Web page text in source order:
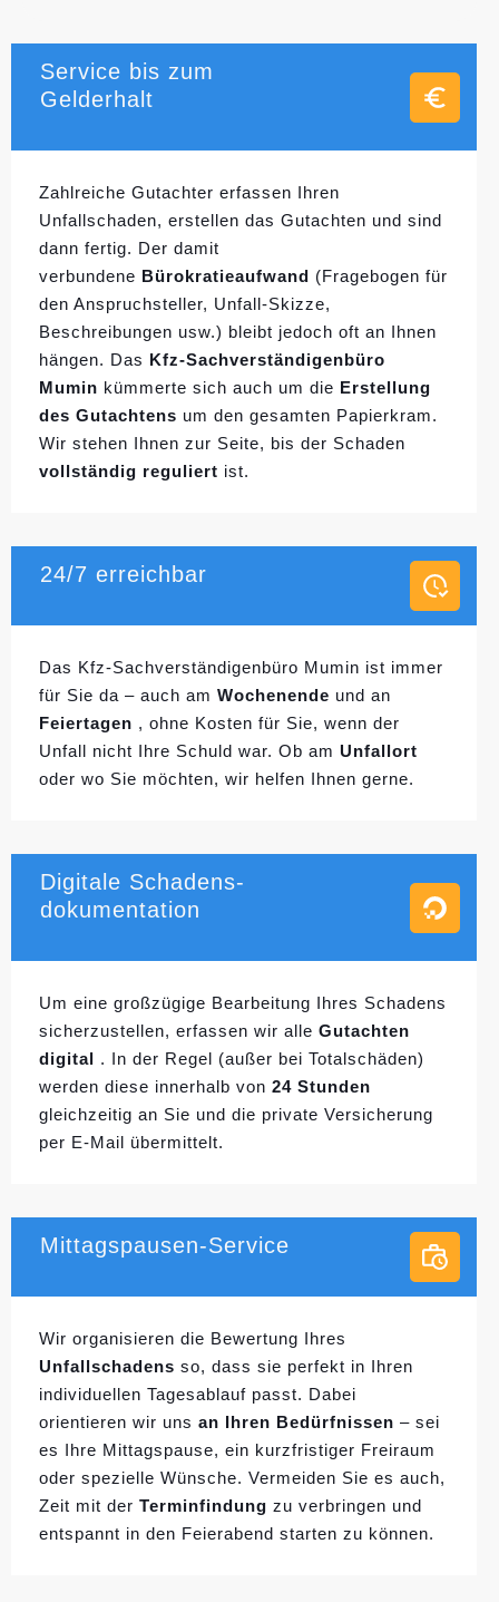
Service bis zum
Gelderhalt
Zahlreiche Gutachter erfassen Ihren
Unfallschaden, erstellen das Gutachten und sind
dann fertig. Der damit
verbundene Bürokratieaufwand (Fragebogen für
den Anspruchsteller, Unfall-Skizze,
Beschreibungen usw.) bleibt jedoch oft an Ihnen
hängen. Das Kfz-Sachverständigenbüro
Mumin kümmerte sich auch um die Erstellung
des Gutachtens um den gesamten Papierkram.
Wir stehen Ihnen zur Seite, bis der Schaden
vollständig reguliert ist.
24/7 erreichbar
Das Kfz-Sachverständigenbüro Mumin ist immer
für Sie da – auch am Wochenende und an
Feiertagen , ohne Kosten für Sie, wenn der
Unfall nicht Ihre Schuld war. Ob am Unfallort
oder wo Sie möchten, wir helfen Ihnen gerne.
Digitale Schadens-
dokumentation
Um eine großzügige Bearbeitung Ihres Schadens
sicherzustellen, erfassen wir alle Gutachten
digital . In der Regel (außer bei Totalschäden)
werden diese innerhalb von 24 Stunden
gleichzeitig an Sie und die private Versicherung
per E-Mail übermittelt.
Mittagspausen-Service
Wir organisieren die Bewertung Ihres
Unfallschadens so, dass sie perfekt in Ihren
individuellen Tagesablauf passt. Dabei
orientieren wir uns an Ihren Bedürfnissen – sei
es Ihre Mittagspause, ein kurzfristiger Freiraum
oder spezielle Wünsche. Vermeiden Sie es auch,
Zeit mit der Terminfindung zu verbringen und
entspannt in den Feierabend starten zu können.